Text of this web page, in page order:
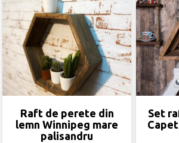
Raft de perete din
lemn Winnipeg mare
palisandru
Set